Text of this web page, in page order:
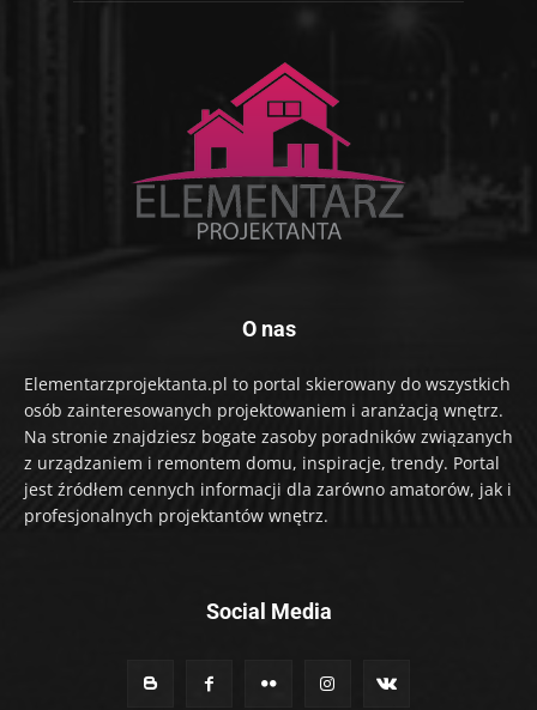
O nas
Elementarzprojektanta.pl to portal skierowany do wszystkich
osób zainteresowanych projektowaniem i aranżacją wnętrz.
Na stronie znajdziesz bogate zasoby poradników związanych
z urządzaniem i remontem domu, inspiracje, trendy. Portal
jest źródłem cennych informacji dla zarówno amatorów, jak i
profesjonalnych projektantów wnętrz.
Social Media